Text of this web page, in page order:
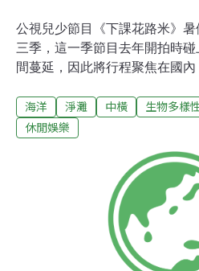
公視兒少節目《下課花路米》
三季，這一季節目去年開拍時
間蔓延，因此將行程聚焦在國
河」、「0元勇敢出走」，期待
新認識自己居住的這片土地。蘭
背包客們，這次以「環保」為
須將行程中製造的垃圾、廚餘
有許多來自大海的食物，海鮮
比一般日常所吃的食物廚餘還
其在大太陽底下曬，廚餘都被
要在意垃圾，不只讓小背包客
海洋 淨灘 中橫 生物多樣
休閒娛樂